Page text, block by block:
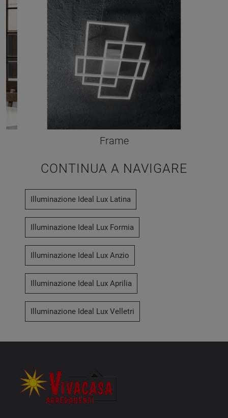
Frame
CONTINUA A NAVIGARE
Illuminazione Ideal Lux Latina
Illuminazione Ideal Lux Formia
Illuminazione Ideal Lux Anzio
Illuminazione Ideal Lux Aprilia
Illuminazione Ideal Lux Velletri